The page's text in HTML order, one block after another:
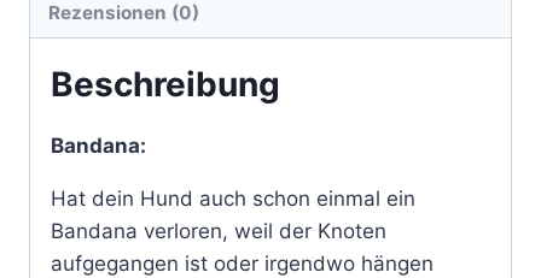
Rezensionen (0)
Beschreibung
Bandana:
Hat dein Hund auch schon einmal ein
Bandana verloren, weil der Knoten
aufgegangen ist oder irgendwo hängen